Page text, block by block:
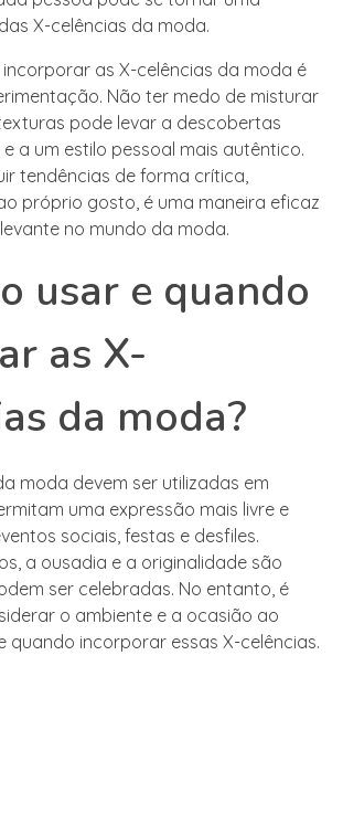
X-celências da moda.
as X-celências da moda é
Não ter medo de misturar
pode levar a descobertas
a um estilo pessoal mais autêntico.
tendências de forma crítica,
próprio gosto, é uma maneira eficaz
no mundo da moda.
usar e quando
as X-
da moda?
moda devem ser utilizadas em
uma expressão mais livre e
sociais, festas e desfiles.
a ousadia e a originalidade são
ser celebradas. No entanto, é
o ambiente e a ocasião ao
quando incorporar essas X-celências.